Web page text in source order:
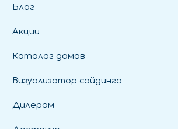
Блог
Акции
Каталог домов
Визуализатор сайдинга
Дилерам